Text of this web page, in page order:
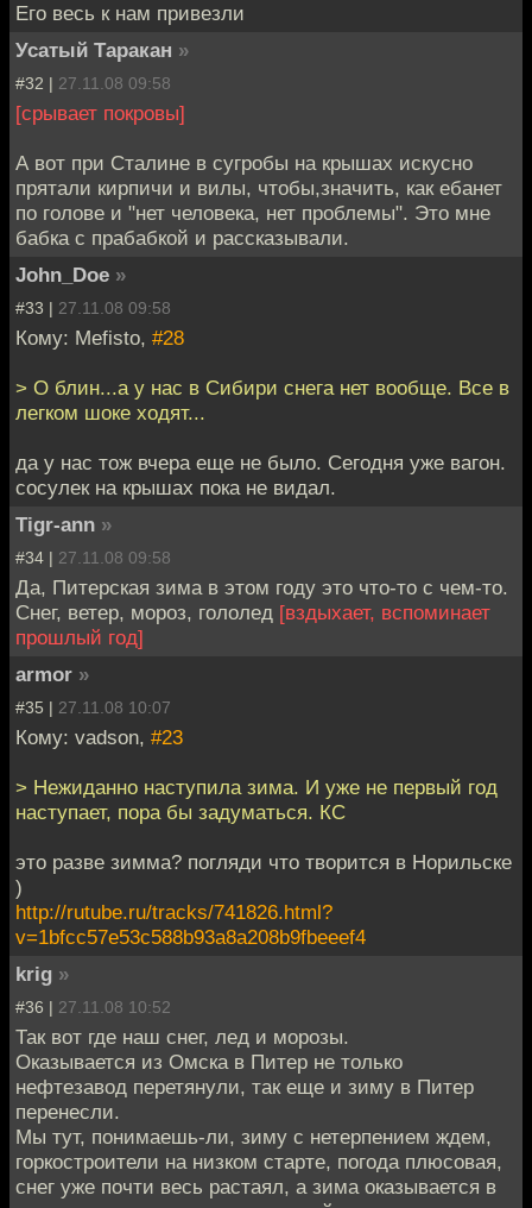
Его весь к нам привезли
Усатый Таракан »
#32 | 27.11.08 09:58
[срывает покровы]
А вот при Сталине в сугробы на крышах искусно
прятали кирпичи и вилы, чтобы,значить, как ебанет
по голове и "нет человека, нет проблемы". Это мне
бабка с прабабкой и рассказывали.
John_Doe »
#33 | 27.11.08 09:58
Кому: Mefisto, #28
> О блин...а у нас в Сибири снега нет вообще. Все в
легком шоке ходят...
да у нас тож вчера еще не было. Сегодня уже вагон.
сосулек на крышах пока не видал.
Tigr-ann »
#34 | 27.11.08 09:58
Да, Питерская зима в этом году это что-то с чем-то.
Снег, ветер, мороз, гололед [вздыхает, вспоминает
прошлый год]
armor »
#35 | 27.11.08 10:07
Кому: vadson, #23
> Нежиданно наступила зима. И уже не первый год
наступает, пора бы задуматься. КС
это разве зимма? погляди что творится в Норильске
)
http://rutube.ru/tracks/741826.html?
v=1bfcc57e53c588b93a8a208b9fbeeef4
krig »
#36 | 27.11.08 10:52
Так вот где наш снег, лед и морозы.
Оказывается из Омска в Питер не только
нефтезавод перетянули, так еще и зиму в Питер
перенесли.
Мы тут, понимаешь-ли, зиму с нетерпением ждем,
горкостроители на низком старте, погода плюсовая,
снег уже почти весь растаял, а зима оказывается в